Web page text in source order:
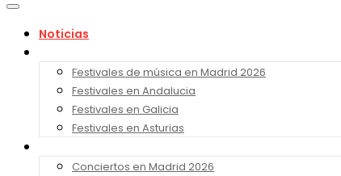
Noticias
Festivales de música en Madrid 2026
Festivales en Andalucia
Festivales en Galicia
Festivales en Asturias
Conciertos en Madrid 2026